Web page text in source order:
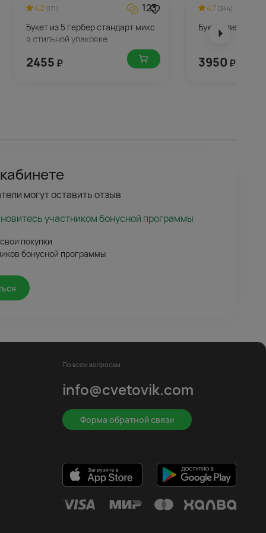
4.2 (171) 123
Букет из 5 гербер стандарт микс
в стильной упаковке
2455 ₽
4.7 (344)
Букет цветов
3950 ₽
могут оставить отзыв
участником бонусной программы
покупки
бонусной программы
По всем вопросам
info@cvetovik.com
Форма обратной связи